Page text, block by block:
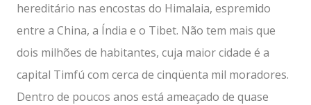
hereditário nas encostas do Himalaia, espremido
entre a China, a Índia e o Tibet. Não tem mais que
dois milhões de habitantes, cuja maior cidade é a
capital Timfú com cerca de cinqüenta mil moradores.
Dentro de poucos anos está ameaçado de quase